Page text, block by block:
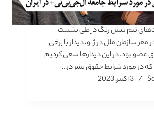
تیم شش رنگ در طی نشست
سازمان ملل در ژنو، دیدار با برخی
عضو بود. در این دیدارها سعی کردیم
در مورد شرایط حقوق بشر در…
3 اکتبر, 2023